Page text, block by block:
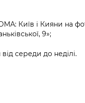
Київ і Кияни на
9»;
середи до неділі.